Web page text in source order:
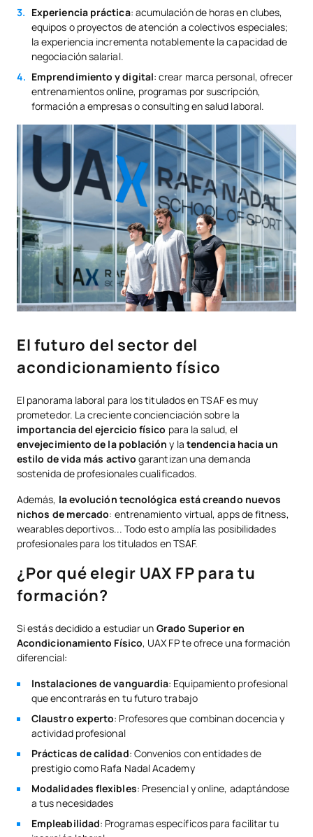
Experiencia práctica: acumulación de horas en clubes,
equipos o proyectos de atención a colectivos especiales;
la experiencia incrementa notablemente la capacidad de
negociación salarial.
Emprendimiento y digital: crear marca personal, ofrecer
entrenamientos online, programas por suscripción,
formación a empresas o consulting en salud laboral.
El futuro del sector del
acondicionamiento físico
El panorama laboral para los titulados en TSAF es muy
prometedor. La creciente concienciación sobre la
importancia del ejercicio físico para la salud, el
envejecimiento de la población y la tendencia hacia un
estilo de vida más activo garantizan una demanda
sostenida de profesionales cualificados.
Además, la evolución tecnológica está creando nuevos
nichos de mercado: entrenamiento virtual, apps de fitness,
wearables deportivos... Todo esto amplía las posibilidades
profesionales para los titulados en TSAF.
¿Por qué elegir UAX FP para tu
formación?
Si estás decidido a estudiar un Grado Superior en
Acondicionamiento Físico, UAX FP te ofrece una formación
diferencial:
Instalaciones de vanguardia: Equipamiento profesional
que encontrarás en tu futuro trabajo
Claustro experto: Profesores que combinan docencia y
actividad profesional
Prácticas de calidad: Convenios con entidades de
prestigio como Rafa Nadal Academy
Modalidades flexibles: Presencial y online, adaptándose
a tus necesidades
Empleabilidad: Programas específicos para facilitar tu